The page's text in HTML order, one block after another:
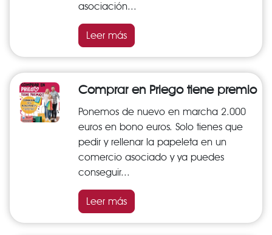
asociación...
Leer más
Comprar en Priego tiene premio
Ponemos de nuevo en marcha 2.000
euros en bono euros. Solo tienes que
pedir y rellenar la papeleta en un
comercio asociado y ya puedes
conseguir...
Leer más